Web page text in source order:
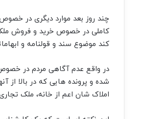
چند روز بعد موارد دیگری در
کاملی در خصوص خرید و فروش ملک
کند موضوع سند و قولنامه و
در واقع عدم آگاهی مردم در
شده و پرونده هایی که در بالا از
املاک شان اعم از خانه، ملک